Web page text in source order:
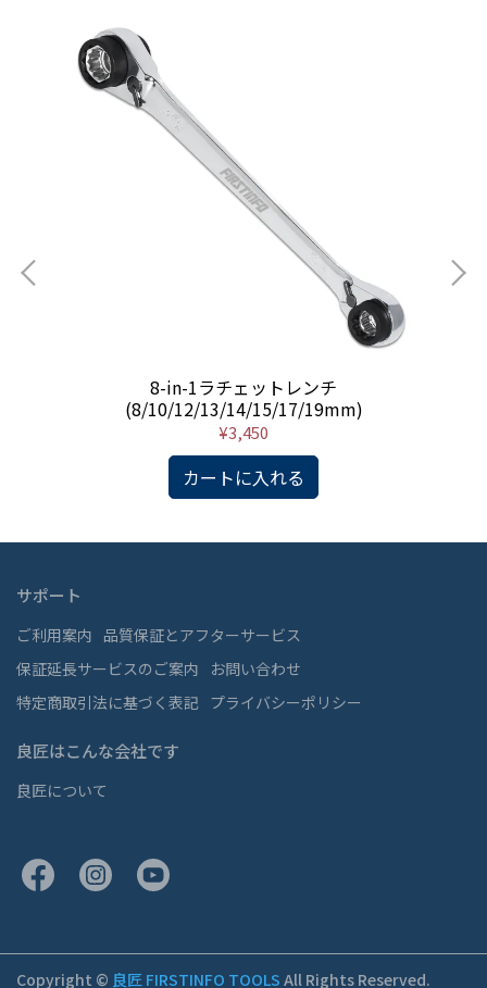
8-in-1ラチェットレンチ
(8/10/12/13/14/15/17/19mm)
¥3,450
カートに入れる
サポート
ご利用案内 品質保証とアフターサービス
保証延長サービスのご案内
お問い合わせ
特定商取引法に基づく表記 プライバシーポリシー
良匠はこんな会社です
良匠について
Copyright © 良匠 FIRSTINFO TOOLS All Rights Reserved.